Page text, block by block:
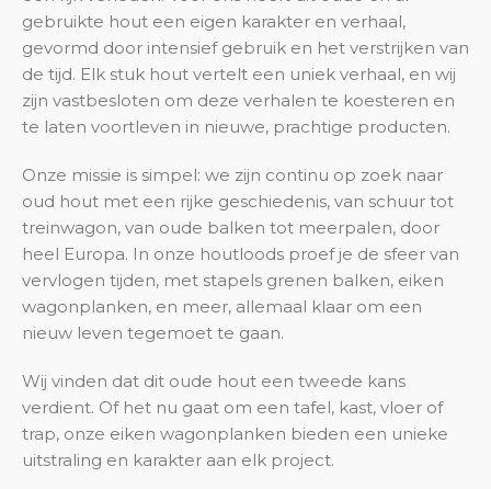
gebruikte hout een eigen karakter en verhaal,
gevormd door intensief gebruik en het verstrijken van
de tijd. Elk stuk hout vertelt een uniek verhaal, en wij
zijn vastbesloten om deze verhalen te koesteren en
te laten voortleven in nieuwe, prachtige producten.
Onze missie is simpel: we zijn continu op zoek naar
oud hout met een rijke geschiedenis, van schuur tot
treinwagon, van oude balken tot meerpalen, door
heel Europa. In onze houtloods proef je de sfeer van
vervlogen tijden, met stapels grenen balken, eiken
wagonplanken, en meer, allemaal klaar om een
nieuw leven tegemoet te gaan.
Wij vinden dat dit oude hout een tweede kans
verdient. Of het nu gaat om een tafel, kast, vloer of
trap, onze eiken wagonplanken bieden een unieke
uitstraling en karakter aan elk project.